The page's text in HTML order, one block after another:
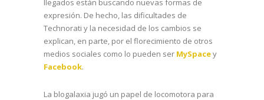
llegados están buscando nuevas formas de
expresión. De hecho, las dificultades de
Technorati y la necesidad de los cambios se
explican, en parte, por el florecimiento de otros
medios sociales como lo pueden ser MySpacey
Facebook.
La blogalaxia jugó un papel de locomotora para